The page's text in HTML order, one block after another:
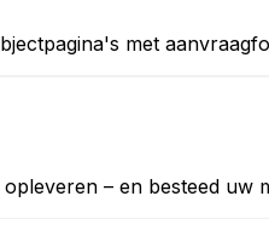
met
– en besteed uw